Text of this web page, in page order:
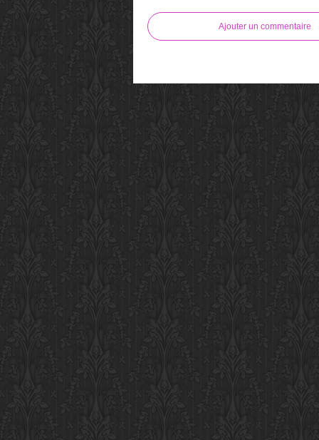
Ajouter un commentaire